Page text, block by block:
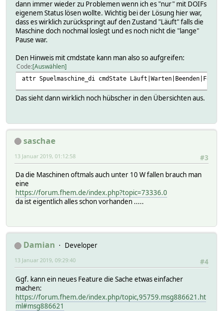
dann immer wieder zu Problemen wenn ich es "nur" mit DOIFs
eigenem Status lösen wollte. Wichtig bei der Lösung hier war,
dass es wirklich zurückspringt auf den Zustand "Läuft" falls die
Maschine doch nochmal loslegt und es noch nicht die "lange"
Pause war.
Den Hinweis mit cmdstate kann man also so aufgreifen:
Code Auswählen
attr Spuelmaschine_di cmdState
Das sieht dann wirklich noch hübscher in den Übersichten aus.
saschae
#3
13 Januar 2019, 01:12:58
Da die Maschinen oftmals auch unter 10 W fallen brauch man
eine
https://forum.fhem.de/index.php?topic=73336.0
da ist eigentlich alles schon vorhanden .....
Damian
Developer
#4
13 Januar 2019, 09:29:40
Ggf. kann ein neues Feature die Sache etwas einfacher
machen:
https://forum.fhem.de/index.php/topic,95759.msg886621.ht
ml#msg886621